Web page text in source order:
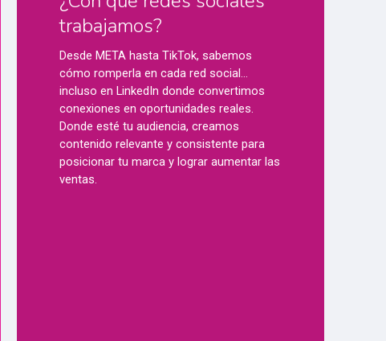
trabajamos?
Desde META hasta TikTok, sabemos
cómo romperla en cada red social…
incluso en LinkedIn donde convertimos
conexiones en oportunidades reales.
Donde esté tu audiencia, creamos
contenido relevante y consistente para
posicionar tu marca y lograr aumentar las
ventas.